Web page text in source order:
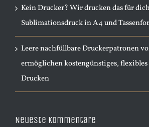
Kein Drucker? Wir drucken das für
Sublimationsdruck in A4 und
Leere nachfüllbare Druckerpatronen
ermöglichen kostengünstiges,
Drucken
Neueste Kommentare